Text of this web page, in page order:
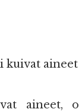
kuivat
aineet,